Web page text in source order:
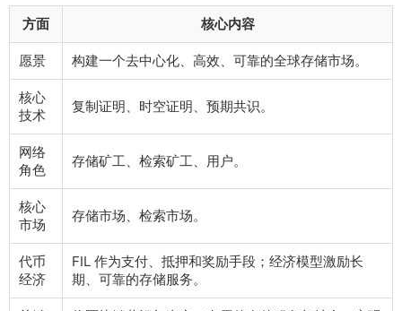
方面 核心内容
愿景 构建一个去中心化、高效、可靠的全球存储市场。
核心
技术
复制证明、时空证明、预期共识。
网络
角色
存储矿工、检索矿工、用户。
核心
市场
存储市场、检索市场。
代币
经济
FIL 作为支付、抵押和奖励手段；经济模型激励长
期、可靠的存储服务。